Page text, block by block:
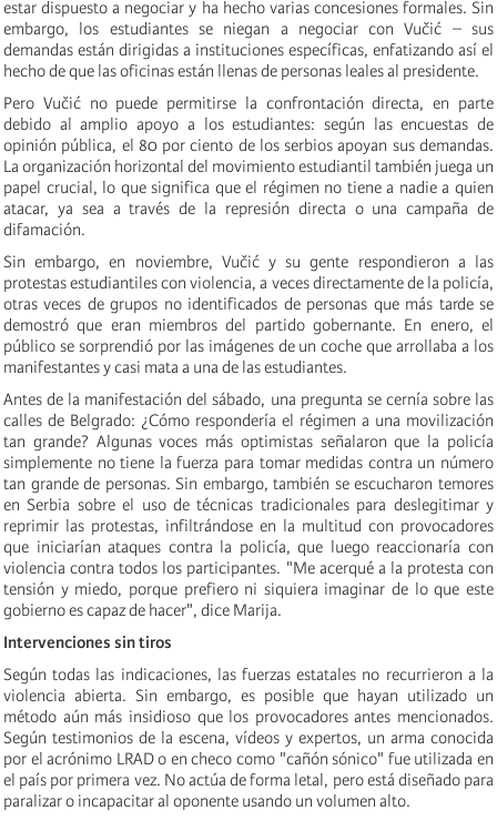
estar dispuesto a negociar y ha hecho varias concesiones formales. Sin
embargo, los estudiantes se niegan a negociar con Vučić – sus
demandas están dirigidas a instituciones específicas, enfatizando así el
hecho de que las oficinas están llenas de personas leales al presidente.
Pero Vučić no puede permitirse la confrontación directa, en parte
debido al amplio apoyo a los estudiantes: según las encuestas de
opinión pública, el 80 por ciento de los serbios apoyan sus demandas.
La organización horizontal del movimiento estudiantil también juega un
papel crucial, lo que significa que el régimen no tiene a nadie a quien
atacar, ya sea a través de la represión directa o una campaña de
difamación.
Sin embargo, en noviembre, Vučić y su gente respondieron a las
protestas estudiantiles con violencia, a veces directamente de la policía,
otras veces de grupos no identificados de personas que más tarde se
demostró que eran miembros del partido gobernante. En enero, el
público se sorprendió por las imágenes de un coche que arrollaba a los
manifestantes y casi mata a una de las estudiantes.
Antes de la manifestación del sábado, una pregunta se cernía sobre las
calles de Belgrado: ¿Cómo respondería el régimen a una movilización
tan grande? Algunas voces más optimistas señalaron que la policía
simplemente no tiene la fuerza para tomar medidas contra un número
tan grande de personas. Sin embargo, también se escucharon temores
en Serbia sobre el uso de técnicas tradicionales para deslegitimar y
reprimir las protestas, infiltrándose en la multitud con provocadores
que iniciarían ataques contra la policía, que luego reaccionaría con
violencia contra todos los participantes. "Me acerqué a la protesta con
tensión y miedo, porque prefiero ni siquiera imaginar de lo que este
gobierno es capaz de hacer", dice Marija.
Intervenciones sin tiros
Según todas las indicaciones, las fuerzas estatales no recurrieron a la
violencia abierta. Sin embargo, es posible que hayan utilizado un
método aún más insidioso que los provocadores antes mencionados.
Según testimonios de la escena, vídeos y expertos, un arma conocida
por el acrónimo LRAD o en checo como "cañón sónico" fue utilizada en
el país por primera vez. No actúa de forma letal, pero está diseñado para
paralizar o incapacitar al oponente usando un volumen alto.